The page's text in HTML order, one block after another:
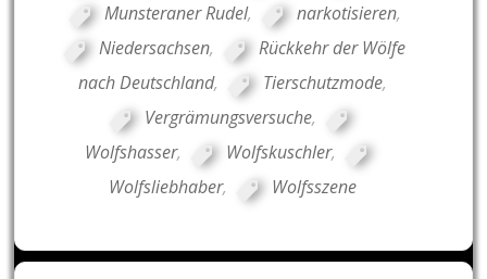
Munsteraner Rudel, narkotisieren,
Niedersachsen,
Rückkehr der Wölfe
nach Deutschland, Tierschutzmode,
Vergrämungsversuche,
Wolfshasser, Wolfskuschler,
Wolfsliebhaber, Wolfsszene